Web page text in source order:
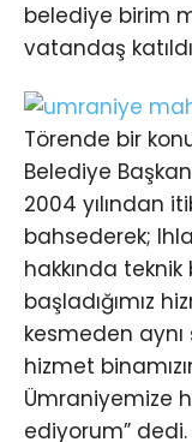
belediye birim
vatandaş
Törende bir
Belediye
2004 yılından
bahsederek;
hakkında teknik
başladığımız
kesmeden
hizmet
Ümraniyemize
ediyorum” dedi.